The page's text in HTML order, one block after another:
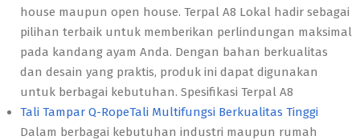
house maupun open house. Terpal A8 Lokal hadir sebagai
pilihan terbaik untuk memberikan perlindungan maksimal
pada kandang ayam Anda. Dengan bahan berkualitas
dan desain yang praktis, produk ini dapat digunakan
untuk berbagai kebutuhan. Spesifikasi Terpal A8
Tali Tampar Q-RopeTali Multifungsi Berkualitas Tinggi
Dalam berbagai kebutuhan industri maupun rumah